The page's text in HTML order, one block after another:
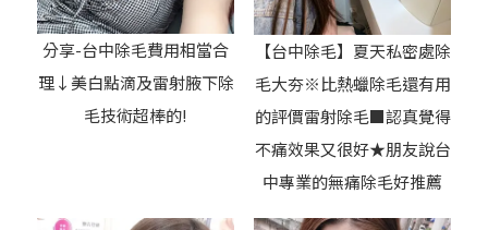
分享-台中除毛費用相當合
理↓美白點滴及雷射腋下除
毛技術超棒的!
【台中除毛】夏天私密處除
毛大夯※比熱蠟除毛還有用
的評價雷射除毛■認真覺得
不痛效果又很好★朋友說台
中專業的無痛除毛好推薦